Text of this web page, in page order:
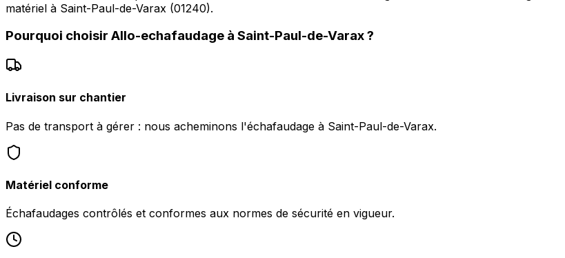
matériel à Saint-Paul-de-Varax (01240).
Pourquoi choisir Allo-echafaudage à Saint-Paul-de-Varax?
Livraison sur chantier
Pas de transport à gérer : nous acheminons l'échafaudage à Saint-Paul-de-Varax.
Matériel conforme
Échafaudages contrôlés et conformes aux normes de sécurité en vigueur.